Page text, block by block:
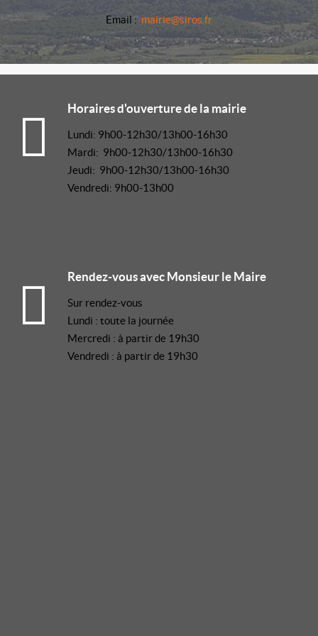
Email : mairie@siros.fr
Horaires d'ouverture de la mairie
Lundi: 9h00-12h30/13h00-16h30
Mardi: 9h00-12h30/13h00-16h30
Jeudi: 9h00-12h30/13h00-16h30
Vendredi: 9h00-13h00
Rendez-vous avec Monsieur le Maire
Sur rendez-vous
Lundi : toute la journée
Mercredi : à partir de 19h30
Vendredi : à partir de 19h30